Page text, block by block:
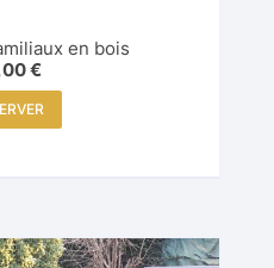
en bois
€